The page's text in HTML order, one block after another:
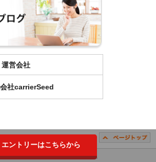
エントリーはこちらから
運営会社
社carrierSeed
（C）2018 carrierSeed Co.,LTD. All Rights Reserved.